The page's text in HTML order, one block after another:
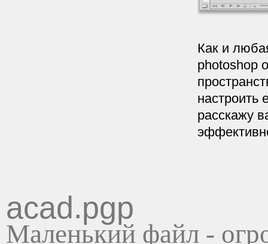
Как и
photoshop
настроить
расскажу
acad.pgp
Маленький файл -